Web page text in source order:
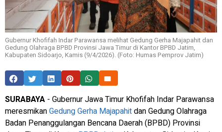
Gubernur Khofifah Indar Parawansa melihat Gedung Gerha Majapahit dan
Gedung Olahraga BPBD Provinsi Jawa Timur di Kantor BPBD Jatim,
Kabupaten Sidoarjo, Kamis (9/4/2026). (Foto: Humas Pemprov Jatim)
SURABAYA - Gubernur Jawa Timur Khofifah Indar Parawansa
meresmikanGedung Gerha Majapahitdan Gedung Olahraga
Badan Penanggulangan Bencana Daerah (BPBD) Provinsi